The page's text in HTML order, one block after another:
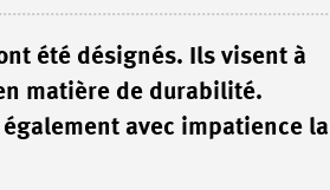
été désignés. Ils visent à
matière de durabilité.
avec impatience la